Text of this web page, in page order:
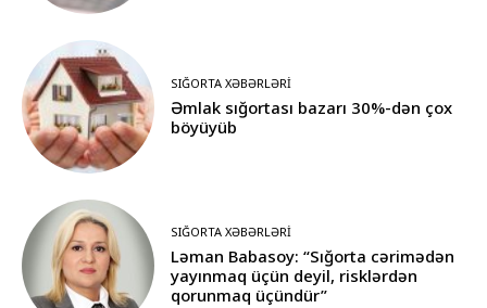
SIĞORTA XƏBƏRLƏRI
Əmlak sığortası bazarı 30%-dən çox
böyüyüb
SIĞORTA XƏBƏRLƏRI
Ləman Babasoy: “Sığorta cərimədən
yayınmaq üçün deyil, risklərdən
qorunmaq üçündür”